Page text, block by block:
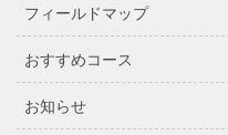
フィールドマップ
おすすめコース
お知らせ